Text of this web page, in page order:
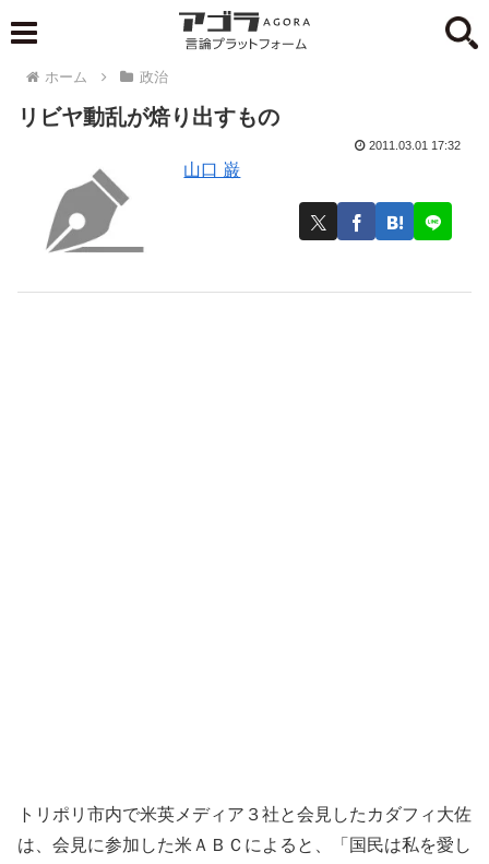
ホーム 政治
リビヤ動乱が焙り出すもの
山口 巌
2011.03.01 17:32
トリポリ市内で米英メディア３社と会見したカダフィ大佐
は、会見に参加した米ＡＢＣによると、「国民は私を愛し